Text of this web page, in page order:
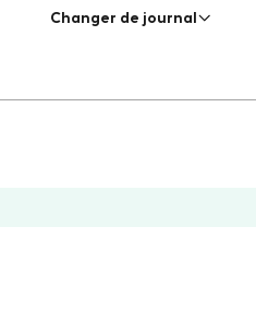
Changer de journal